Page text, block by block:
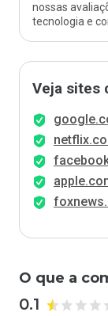
nossas
tecnologia e
Veja sites
O que a
0.1